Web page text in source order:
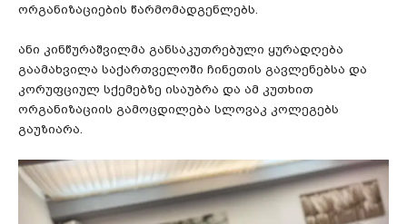
ორგანიზაციების წარმომადგენლებს.
ანი კინწურაშვილმა განსაკუთრებული ყურადღება
გაამახვილა საქართველოში ჩინეთის გავლენებსა და
კორუფციულ სქემებზე ისაუბრა და ამ კუთხით
ორგანიზაციის გამოცდილება სლოვაკ კოლეგებს
გაუზიარა.